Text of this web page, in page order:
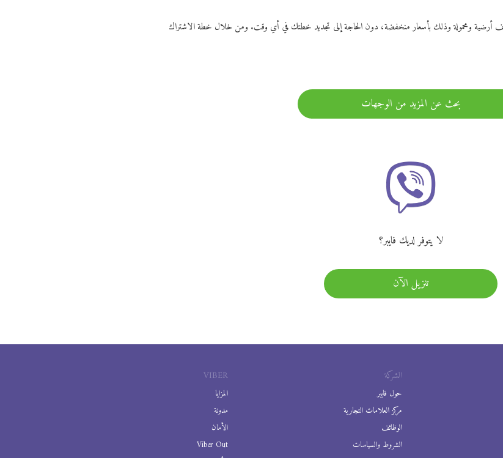
أرضية ومحمولة وذلك بأسعار منخفضة، دون الحاجة إلى تجديد خطتك في أي وقت. ومن خلال خطة الاشتراك
بحث عن المزيد من الوجهات
لا يتوفر لديك فايبر؟
تنزيل الآن
VIBER
المزايا
مدونة
الأمان
Viber Out
الشركة
حول فايبر
مركز العلامات التجارية
الوظائف
الشروط والسياسات